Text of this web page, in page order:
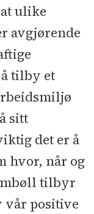
ulike
avgjørende
tilby et
sitt
det er å
hvor, når og
tilbyr
vår positive